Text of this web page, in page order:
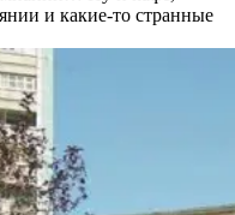
и какие-то странные